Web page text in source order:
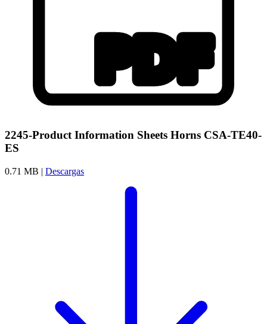
2245-Product Information Sheets Horns CSA-TE40-
ES
0.71 MB | Descargas